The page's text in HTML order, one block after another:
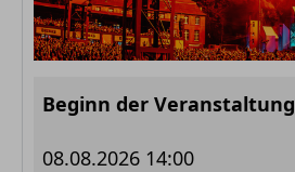
Beginn der Veranstaltung
08.08.2026 14:00